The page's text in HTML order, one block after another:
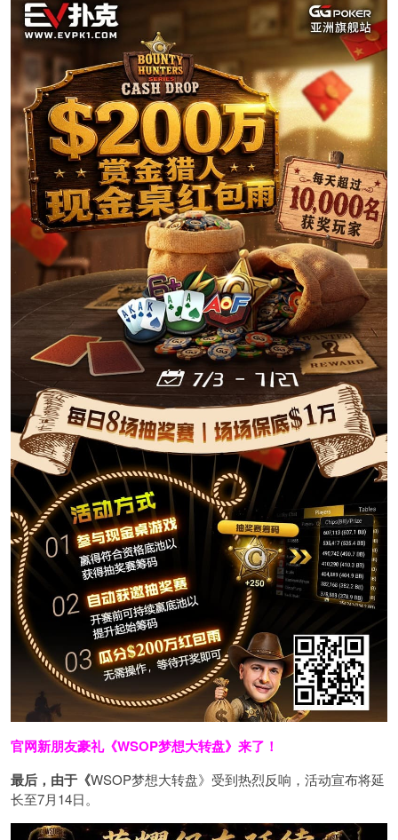
官网新朋友豪礼《WSOP梦想大转盘》来了！
最后，由于《WSOP梦想大转盘》受到热烈反响，活动宣布将延
长至7月14日。